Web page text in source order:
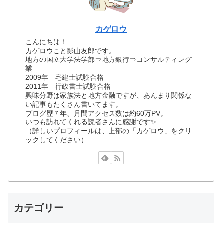
カゲロウ
こんにちは！
カゲロウこと影山友郎です。
地方の国立大学法学部⇒地方銀行⇒コンサルティング
業
2009年 宅建士試験合格
2011年 行政書士試験合格
興味分野は家族法と地方金融ですが、あんまり関係な
い記事もたくさん書いてます。
ブログ歴７年、月間アクセス数は約60万PV。
いつも訪れてくれる読者さんに感謝です✨
（詳しいプロフィールは、上部の「カゲロウ」をクリ
ックしてください）
カテゴリー